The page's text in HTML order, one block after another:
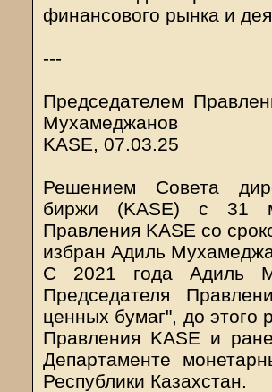
финансового рынка и
---
Председателем
Мухамеджанов
KASE, 07.03.25
Решением Совета
биржи (KASE) с 31
Правления KASE со
избран Адиль
С 2021 года Адиль
Председателя
ценных бумаг", до этого
Правления KASE и
Департаменте
Республики Казахстан.